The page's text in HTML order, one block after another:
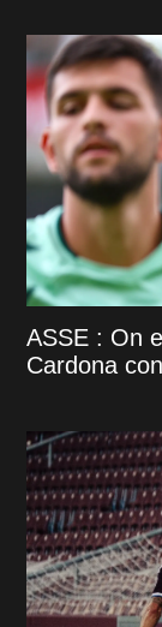
ASSE : On
Cardona